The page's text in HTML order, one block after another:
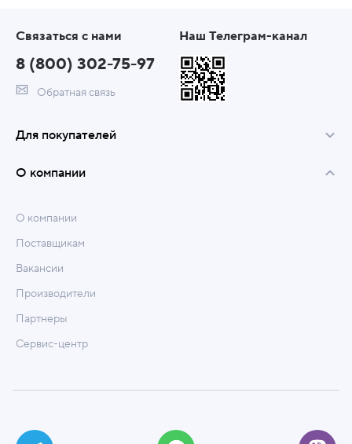
Связаться с нами
8 (800) 302-75-97
Обратная связь
Наш Телеграм-канал
Для покупателей
О компании
О компании
Поставщикам
Вакансии
Производители
Партнеры
Сервис-центр